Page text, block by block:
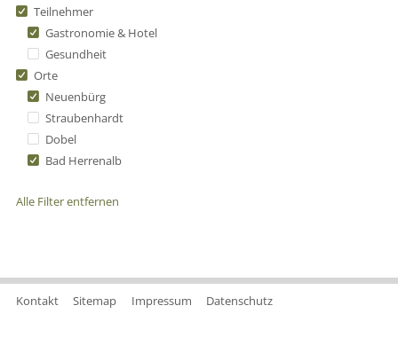
Teilnehmer
Gastronomie & Hotel
Gesundheit
Orte
Neuenbürg
Straubenhardt
Dobel
Bad Herrenalb
Alle Filter entfernen
Kontakt Sitemap Impressum Datenschutz